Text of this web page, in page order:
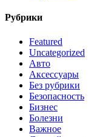
Рубрики
Featured
Uncategorized
Авто
Аксессуары
Без рубрики
Безопасность
Бизнес
Болезни
Важное